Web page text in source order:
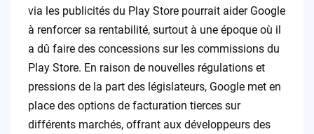
via les publicités du Play Store pourrait aider Google
à renforcer sa rentabilité, surtout à une époque où il
a dû faire des concessions sur les commissions du
Play Store. En raison de nouvelles régulations et
pressions de la part des législateurs, Google met en
place des options de facturation tierces sur
différents marchés, offrant aux développeurs des